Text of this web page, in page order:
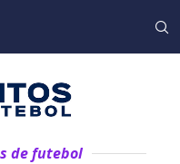
de futebol